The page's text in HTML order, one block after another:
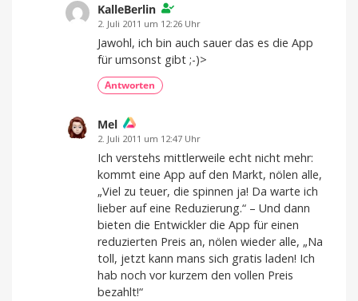
KalleBerlin
2. Juli 2011 um 12:26 Uhr
Jawohl, ich bin auch sauer das es die App
für umsonst gibt ;-)>
Antworten
Mel
2. Juli 2011 um 12:47 Uhr
Ich verstehs mittlerweile echt nicht mehr:
kommt eine App auf den Markt, nölen alle,
„Viel zu teuer, die spinnen ja! Da warte ich
lieber auf eine Reduzierung.“ – Und dann
bieten die Entwickler die App für einen
reduzierten Preis an, nölen wieder alle, „Na
toll, jetzt kann mans sich gratis laden! Ich
hab noch vor kurzem den vollen Preis
bezahlt!“